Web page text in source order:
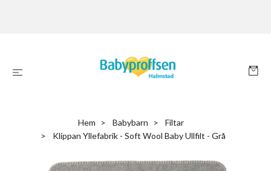
Hem Babybarn
Filtar
Klippan Yllefabrik - Soft Wool Baby Ullfilt - Grå